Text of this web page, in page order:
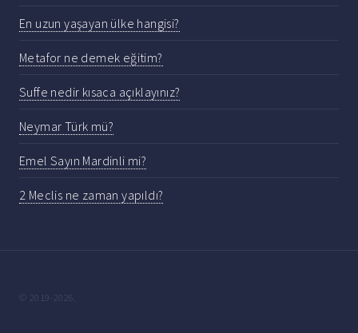
En uzun yaşayan ülke hangisi?
Metafor ne demek eğitim?
Suffe nedir kısaca açıklayınız?
Neymar Türk mü?
Emel Sayın Mardinli mi?
2 Meclis ne zaman yapıldı?
© 2019-2026.